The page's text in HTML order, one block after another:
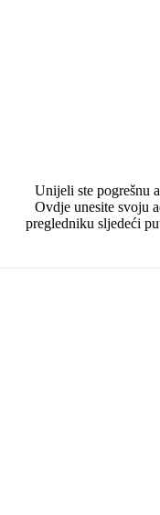
Email:
Unijeli ste pogrešnu
Ovdje unesite svoju
Web:
pregledniku sljedeći